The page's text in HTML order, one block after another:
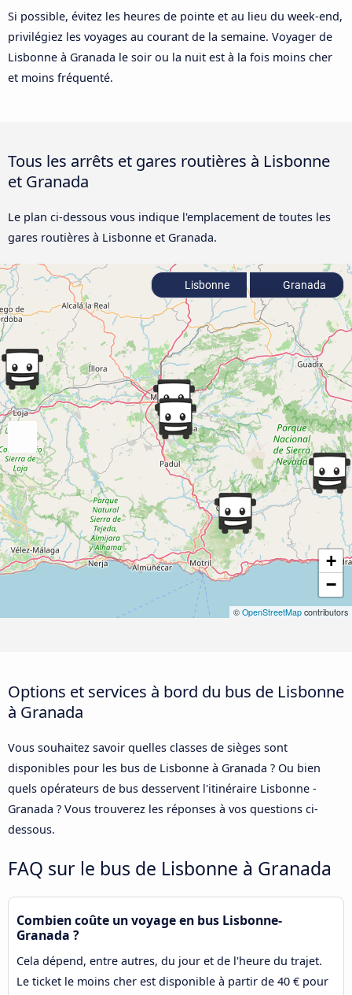
Si possible, évitez les heures de pointe et au lieu du week-end,
privilégiez les voyages au courant de la semaine. Voyager de
Lisbonne à Granada le soir ou la nuit est à la fois moins cher
et moins fréquenté.
Tous les arrêts et gares routières à Lisbonne
et Granada
Le plan ci-dessous vous indique l'emplacement de toutes les
gares routières à Lisbonne et Granada.
+
−
© OpenStreetMap contributors
Lisbonne Granada
Options et services à bord du bus de Lisbonne
à Granada
Vous souhaitez savoir quelles classes de sièges sont
disponibles pour les bus de Lisbonne à Granada ? Ou bien
quels opérateurs de bus desservent l'itinéraire Lisbonne -
Granada ? Vous trouverez les réponses à vos questions ci-
dessous.
FAQ sur le bus de Lisbonne à Granada
Combien coûte un voyage en bus Lisbonne-
Granada ?
Cela dépend, entre autres, du jour et de l'heure du trajet.
Le ticket le moins cher est disponible à partir de 40 € pour